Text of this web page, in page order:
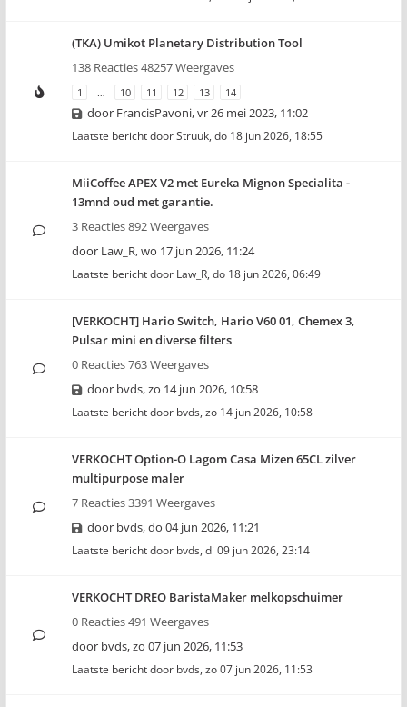
(TKA) Umikot Planetary Distribution Tool
138 Reacties 48257 Weergaves
1 … 10 11 12 13 14
door FrancisPavoni,vr 26 mei 2023, 11:02
Laatste bericht doorStruuk, do 18 jun 2026, 18:55
MiiCoffee APEX V2 met Eureka Mignon Specialita -
13mnd oud met garantie.
3 Reacties 892 Weergaves
door Law_R,wo 17 jun 2026, 11:24
Laatste bericht door Law_R, do 18 jun 2026, 06:49
[VERKOCHT] Hario Switch, Hario V60 01, Chemex 3,
Pulsar mini en diverse filters
0 Reacties 763 Weergaves
door bvds,zo 14 jun 2026, 10:58
Laatste bericht door bvds, zo 14 jun 2026, 10:58
VERKOCHT Option-O Lagom Casa Mizen 65CL zilver
multipurpose maler
7 Reacties 3391 Weergaves
door bvds,do 04 jun 2026, 11:21
Laatste bericht door bvds, di 09 jun 2026, 23:14
VERKOCHT DREO BaristaMaker melkopschuimer
0 Reacties 491 Weergaves
door bvds,zo 07 jun 2026, 11:53
Laatste bericht door bvds, zo 07 jun 2026, 11:53